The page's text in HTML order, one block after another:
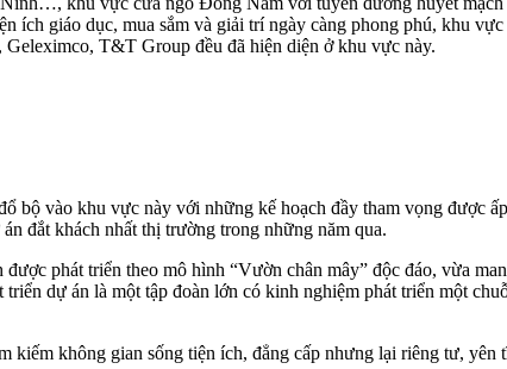
ích giáo dục, mua sắm và giải trí ngày càng phong phú, khu
T&T Group đều đã hiện diện ở khu vực này.
bộ vào khu vực này với những kế hoạch đầy tham vọng được
đắt khách nhất thị trường trong những năm qua.
phát triển theo mô hình “Vườn chân mây” độc đáo, vừa
dự án là một tập đoàn lớn có kinh nghiệm phát triển một
kiếm không gian sống tiện ích, đẳng cấp nhưng lại riêng tư,